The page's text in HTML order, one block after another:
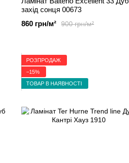
захід сонця 00673
900 грн/м²
860 грн/м²
РОЗПРОДАЖ
−15%
ТОВАР В НАЯВНОСТІ